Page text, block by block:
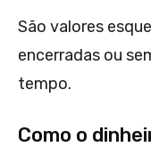
São valores
encerradas ou
tempo.
Como o